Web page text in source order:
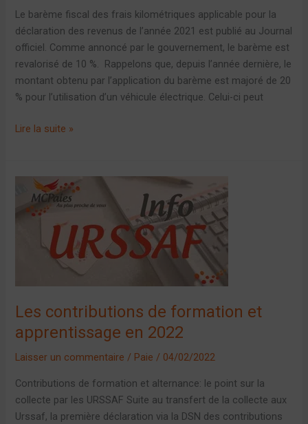
Le barème fiscal des frais kilométriques applicable pour la
déclaration des revenus de l’année 2021 est publié au Journal
officiel. Comme annoncé par le gouvernement, le barème est
revalorisé de 10 %. Rappelons que, depuis l’année dernière, le
montant obtenu par l’application du barème est majoré de 20
% pour l’utilisation d’un véhicule électrique. Celui-ci peut
Lire la suite »
Les contributions de formation et
apprentissage en 2022
Laisser un commentaire / Paie / 04/02/2022
Contributions de formation et alternance: le point sur la
collecte par les URSSAF Suite au transfert de la collecte aux
Urssaf, la première déclaration via la DSN des contributions
contributions
formation
apprentissage